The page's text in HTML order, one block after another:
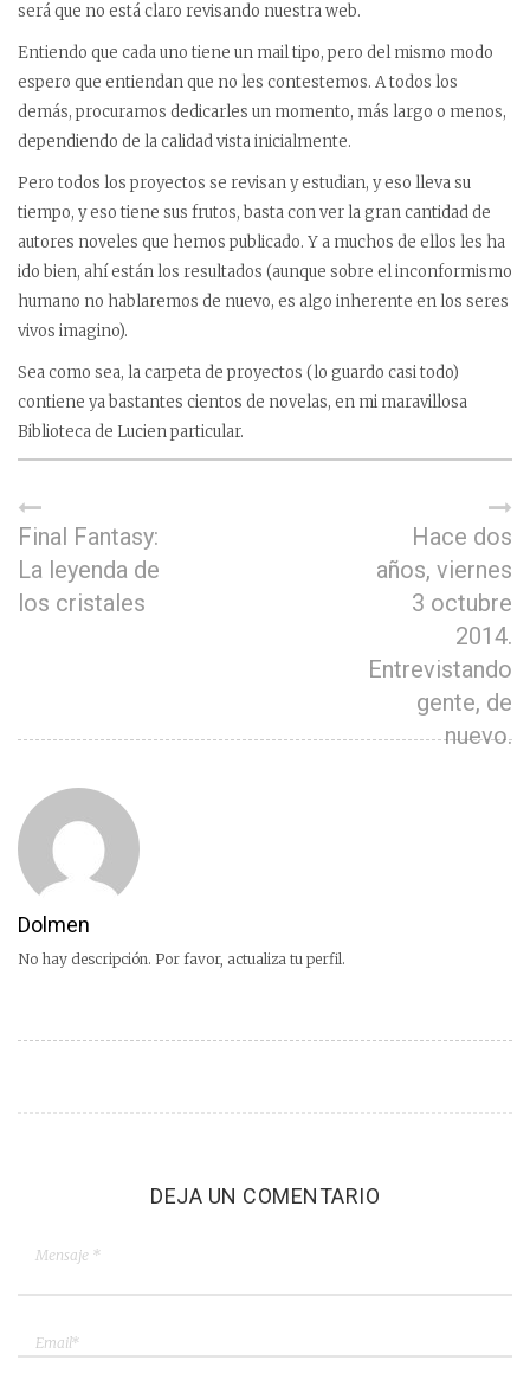
será que no está claro revisando nuestra web.
Entiendo que cada uno tiene un mail tipo, pero del mismo modo
espero que entiendan que no les contestemos. A todos los
demás, procuramos dedicarles un momento, más largo o menos,
dependiendo de la calidad vista inicialmente.
Pero todos los proyectos se revisan y estudian, y eso lleva su
tiempo, y eso tiene sus frutos, basta con ver la gran cantidad de
autores noveles que hemos publicado. Y a muchos de ellos les ha
ido bien, ahí están los resultados (aunque sobre el inconformismo
humano no hablaremos de nuevo, es algo inherente en los seres
vivos imagino).
Sea como sea, la carpeta de proyectos (lo guardo casi todo)
contiene ya bastantes cientos de novelas, en mi maravillosa
Biblioteca de Lucien particular.
Final Fantasy:
La leyenda de
los cristales
Hace dos
años, viernes
3 octubre
2014.
Entrevistando
gente, de
nuevo.
Dolmen
No hay descripción. Por favor, actualiza tu perfil.
DEJA UN COMENTARIO